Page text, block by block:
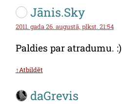
Jānis.Sky
2011. gada 26. augustā, plkst. 21:54
Paldies par atradumu. :)
↑Atbildēt
daGrevis